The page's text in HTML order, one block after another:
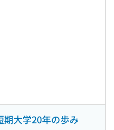
期大学20年の歩み